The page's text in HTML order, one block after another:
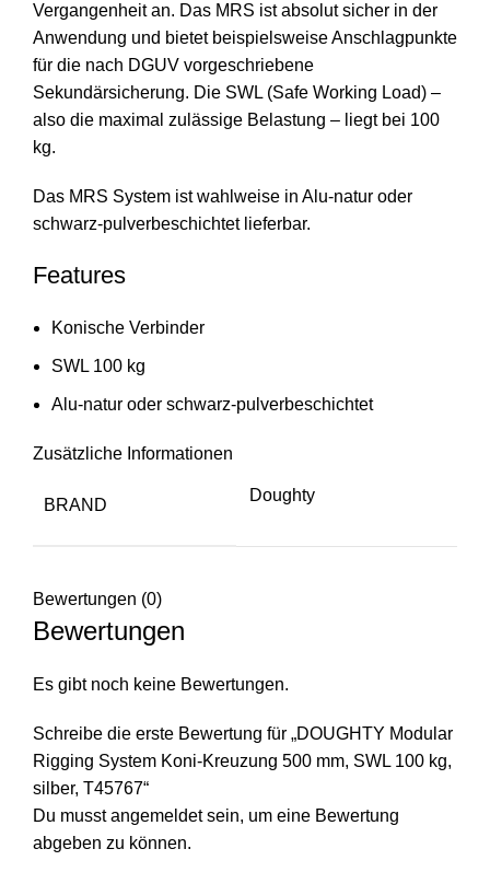
Vergangenheit an. Das MRS ist absolut sicher in der
Anwendung und bietet beispielsweise Anschlagpunkte
für die nach DGUV vorgeschriebene
Sekundärsicherung. Die SWL (Safe Working Load) –
also die maximal zulässige Belastung – liegt bei 100
kg.
Das MRS System ist wahlweise in Alu-natur oder
schwarz-pulverbeschichtet lieferbar.
Features
Konische Verbinder
SWL 100 kg
Alu-natur oder schwarz-pulverbeschichtet
Zusätzliche Informationen
BRAND
Doughty
Bewertungen (0)
Bewertungen
Es gibt noch keine Bewertungen.
Schreibe die erste Bewertung für „DOUGHTY Modular
Rigging System Koni-Kreuzung 500 mm, SWL 100 kg,
silber, T45767“
Du musstangemeldetsein, um eine Bewertung
abgeben zu können.